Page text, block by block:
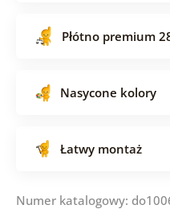
Płótno premium
Nasycone kolory
Łatwy montaż
Numer katalogowy: